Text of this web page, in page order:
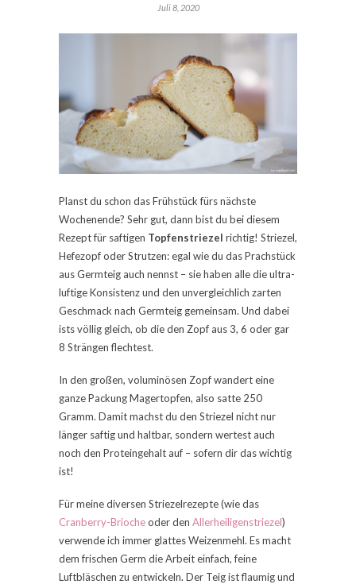
Juli 8, 2020
Planst du schon das Frühstück fürs nächste
Wochenende? Sehr gut, dann bist du bei diesem
Rezept für saftigen Topfenstriezel richtig! Striezel,
Hefezopf oder Strutzen: egal wie du das Prachstück
aus Germteig auch nennst – sie haben alle die ultra-
luftige Konsistenz und den unvergleichlich zarten
Geschmack nach Germteig gemeinsam. Und dabei
ists völlig gleich, ob die den Zopf aus 3, 6 oder gar
8 Strängen flechtest.
In den großen, voluminösen Zopf wandert eine
ganze Packung Magertopfen, also satte 250
Gramm. Damit machst du den Striezel nicht nur
länger saftig und haltbar, sondern wertest auch
noch den Proteingehalt auf – sofern dir das wichtig
ist!
Für meine diversen Striezelrezepte (wie das
Cranberry-Briocheoder den Allerheiligenstriezel)
verwende ich immer glattes Weizenmehl. Es macht
dem frischen Germ die Arbeit einfach, feine
Luftbläschen zu entwickeln. Der Teig ist flaumig und